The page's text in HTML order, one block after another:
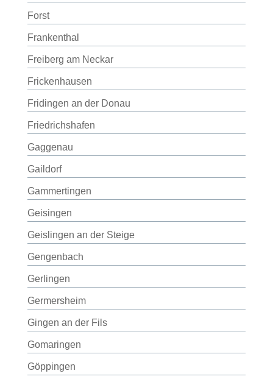
Forst
Frankenthal
Freiberg am Neckar
Frickenhausen
Fridingen an der Donau
Friedrichshafen
Gaggenau
Gaildorf
Gammertingen
Geisingen
Geislingen an der Steige
Gengenbach
Gerlingen
Germersheim
Gingen an der Fils
Gomaringen
Göppingen